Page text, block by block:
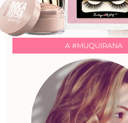
A #MUQUIRANA